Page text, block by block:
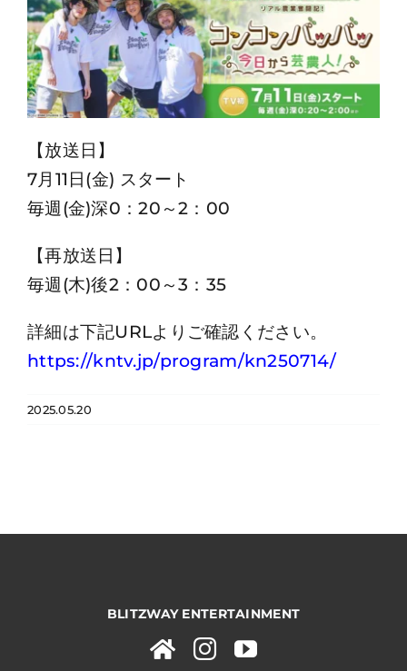
JOIN
【放送日】
7月11日(金) スタート
毎週(金)深0：20～2：00
【再放送日】
毎週(木)後2：00～3：35
詳細は下記URLよりご確認ください。
https://kntv.jp/program/kn250714/
2025.05.20
BLITZWAY ENTERTAINMENT